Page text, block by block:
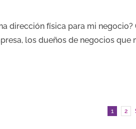
dirección física para mi negocio?
los dueños de negocios que
1 2